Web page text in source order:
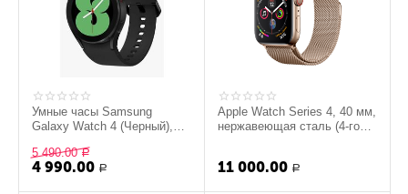
Умные часы Samsung
Galaxy Watch 4 (Черный),
5 490.00 Р
4 990.00 Р
Apple Watch Series 4, 40 мм,
нержавеющая сталь (4-го
11 000.00 Р